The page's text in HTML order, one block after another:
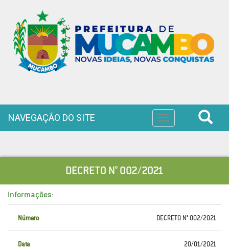
Toggle
navigation
NAVEGAÇÃO DO SITE
DECRETO N° 002/2021
Informações:
Número DECRETO N° 002/2021
Data 20/01/2021